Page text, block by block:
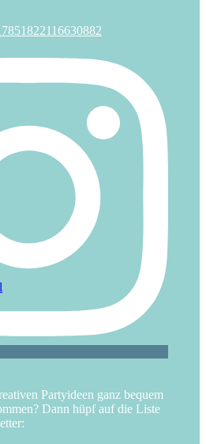
Partyideen ganz bequem
Dann hüpf auf die Liste